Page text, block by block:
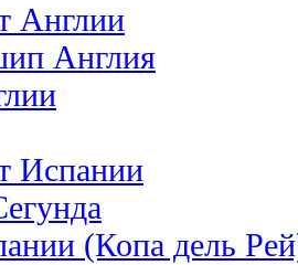
Англии
Англия
Испании
(Копа дель